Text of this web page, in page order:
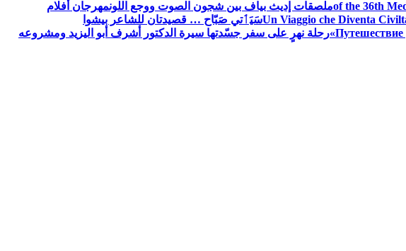
of the 36thملصقات إديث بياف بين شجون الصوت ووجع اللونمهرجان أفلام
Un Viaggio che Diventaسَيَٲتي صَبّاح … قصيدتان للشاعر بيشوا
رحلة نهرٍ على سفر جسّدتها سيرة الدكتور أشرف أبو اليزيد ومشروعه